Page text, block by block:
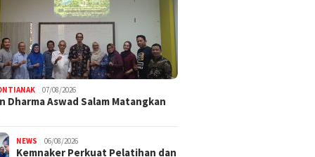
07/08/2026
Dharma Aswad Salam Matangkan
NEWS 06/08/2026
Kemnaker Perkuat Pelatihan dan